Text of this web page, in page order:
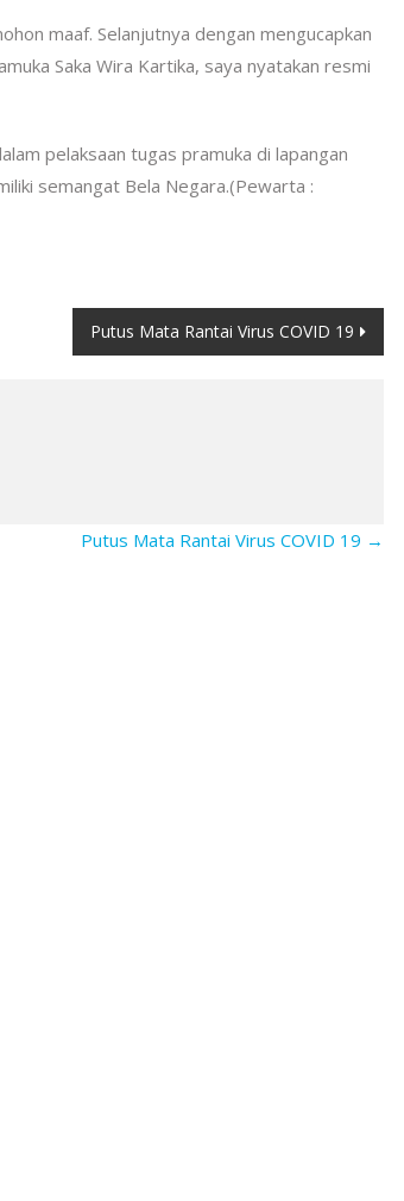
maaf. Selanjutnya dengan mengucapkan
Saka Wira Kartika, saya nyatakan resmi
pelaksaan tugas pramuka di lapangan
semangat Bela Negara.(Pewarta :
Putus Mata Rantai Virus COVID 19
Putus Mata Rantai Virus COVID 19 →